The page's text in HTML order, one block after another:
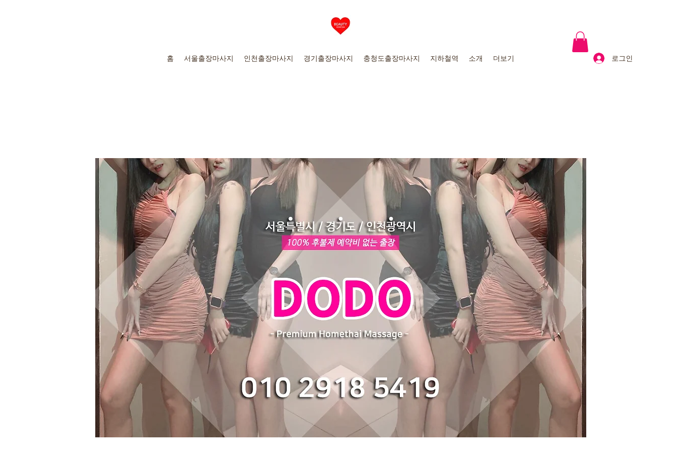
홈 서울출장마사지 인천출장마사지 경기출장마사지 충청도출장마사지 지하철역 소개 더보기 로그인